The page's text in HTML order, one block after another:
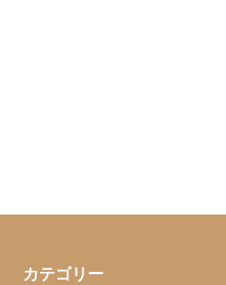
カテゴリー